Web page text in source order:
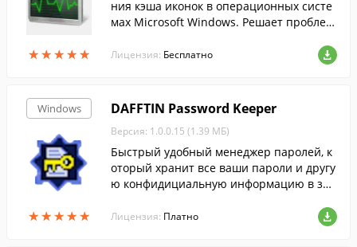
★★★★★
★★★★★
ния кэша иконок в операционных систе
мах Microsoft Windows. Решает проблем
е, панели задач и меню Пуск.
Лицензия: Бесплатно
Windows
★★★★★
★★★★★
DAFFTIN Password Keeper
Версия: 1.0.0.15 (1.39 МБ)
Быстрый удобный менеджер паролей, к
оторый хранит все ваши пароли и другу
ю конфидициальную информацию в за
ритмы шифрации). Программу можно но
сить и запускать с переносного диска (с
Лицензия: Платно